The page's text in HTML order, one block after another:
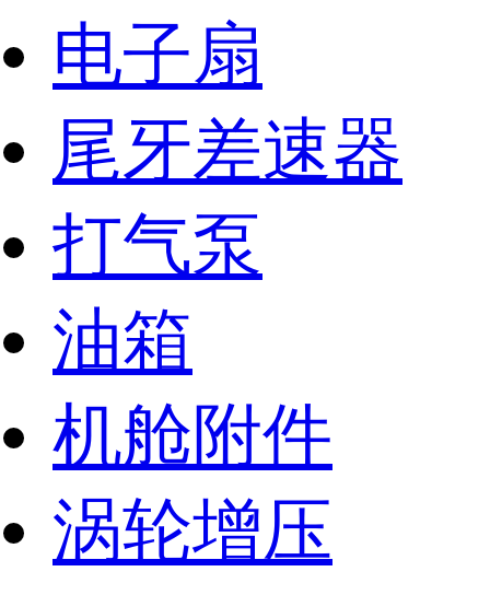
电子扇
尾牙差速器
打气泵
油箱
机舱附件
涡轮增压